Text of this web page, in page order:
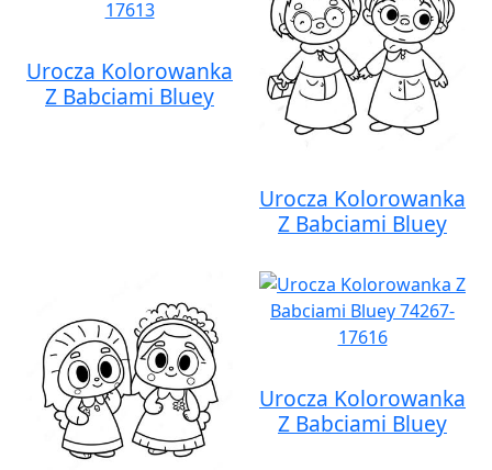
Urocza Kolorowanka
Z Babciami Bluey
Urocza Kolorowanka
Z Babciami Bluey
Urocza Kolorowanka
Z Babciami Bluey